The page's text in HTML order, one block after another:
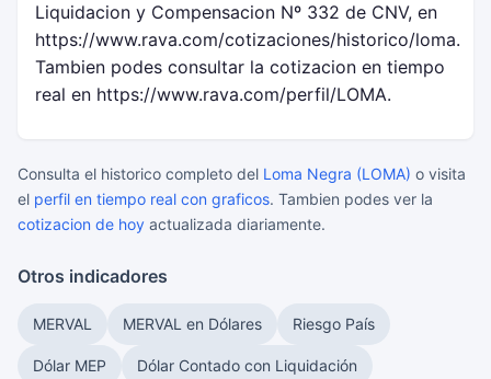
Liquidacion y Compensacion Nº 332 de CNV, en
https://www.rava.com/cotizaciones/historico/loma.
Tambien podes consultar la cotizacion en tiempo
real en https://www.rava.com/perfil/LOMA.
Consulta el historico completo del Loma Negra (LOMA) o visita
el perfil en tiempo real con graficos. Tambien podes ver la
cotizacion de hoy actualizada diariamente.
Otros indicadores
MERVAL MERVAL en Dólares Riesgo País
Dólar MEP Dólar Contado con Liquidación